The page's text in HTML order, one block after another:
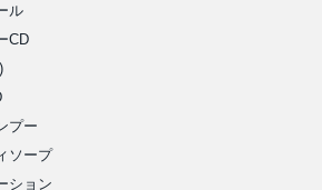
ル
CD
プー
ソープ
ション